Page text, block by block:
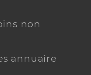
non
annuaire